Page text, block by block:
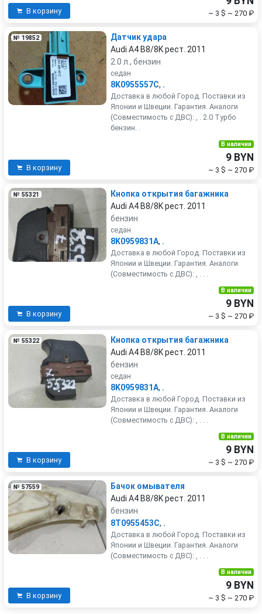
В корзину ~ 3 $ ~ 270 ₽
№ 19852
Датчик удара
Audi A4 B8/8K рест. 2011
2.0 л., бензин
седан
8K0955557C, .
Доставка в любой Город. Поставки из
Японии и Швеции. Гарантия. Аналоги
(Совместимость с ДВС): , . 2.0 Турбо
бензин. .
В корзину
В наличии
9 BYN
~ 3 $ ~ 270 ₽
№ 55321
Кнопка открытия багажника
Audi A4 B8/8K рест. 2011
бензин
седан
8K0959831A, .
Доставка в любой Город. Поставки из
Японии и Швеции. Гарантия. Аналоги
(Совместимость с ДВС): , . . .
В корзину
В наличии
9 BYN
~ 3 $ ~ 270 ₽
№ 55322
Кнопка открытия багажника
Audi A4 B8/8K рест. 2011
бензин
седан
8K0959831A, .
Доставка в любой Город. Поставки из
Японии и Швеции. Гарантия. Аналоги
(Совместимость с ДВС): , . . .
В корзину
В наличии
9 BYN
~ 3 $ ~ 270 ₽
№ 57559
Бачок омывателя
Audi A4 B8/8K рест. 2011
бензин
8T0955453C, .
Доставка в любой Город. Поставки из
Японии и Швеции. Гарантия. Аналоги
(Совместимость с ДВС): , . . .
В корзину
В наличии
9 BYN
~ 3 $ ~ 270 ₽